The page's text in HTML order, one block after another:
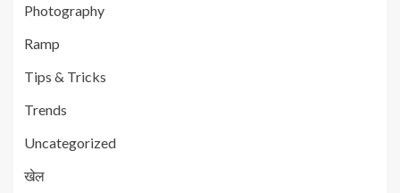
Photography
Ramp
Tips & Tricks
Trends
Uncategorized
खेल